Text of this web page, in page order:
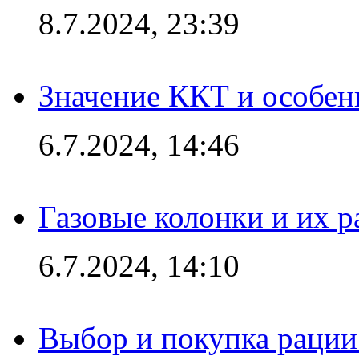
8.7.2024, 23:39
Значение ККТ и
6.7.2024, 14:46
Газовые колонки и их
6.7.2024, 14:10
Выбор и покупка